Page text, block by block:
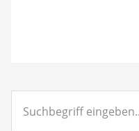
eingeben...